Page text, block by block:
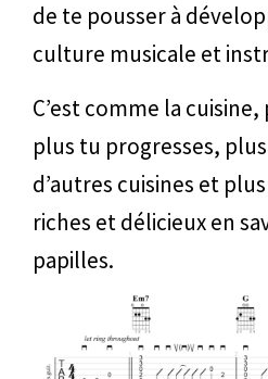
de te pousser à
culture musicale et
C’est comme la
plus tu progresses,
d’autres cuisines et
riches et délicieux en
papilles.